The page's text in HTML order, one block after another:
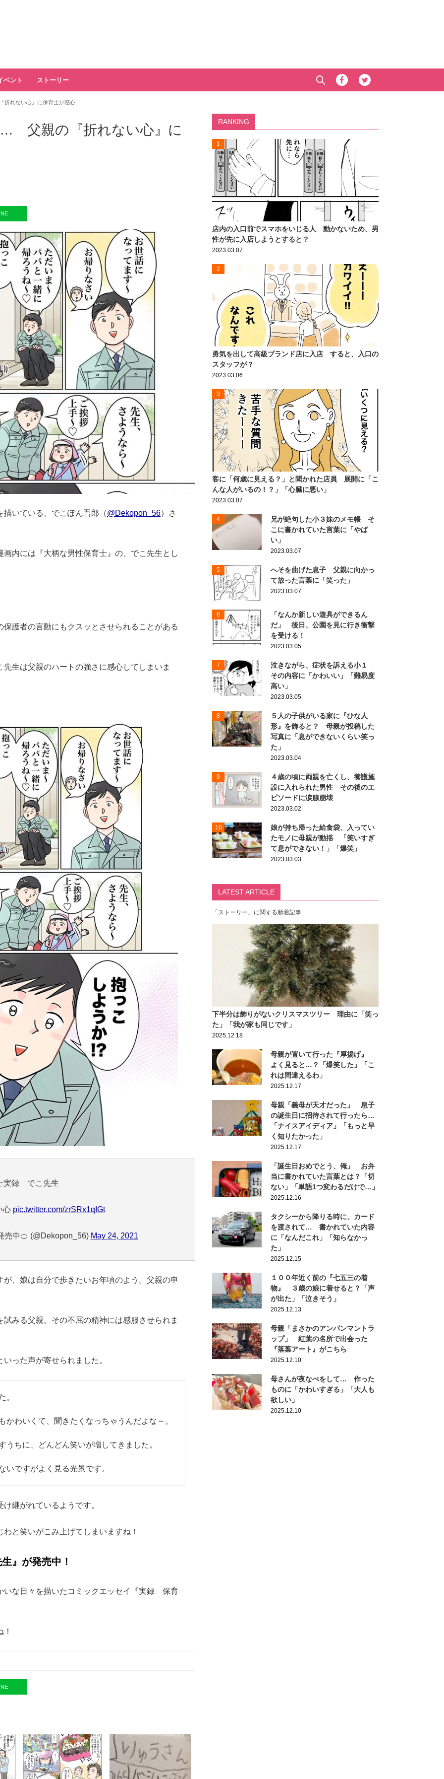
ベント ストーリー
れない心』に保育士が感心
父親の『折れない心』に
いている、でこぽん吾郎（@Dekopon_56）さ
内には『大柄な男性保育士』の、でこ先生とし
護者の言動にもクスッとさせられることがある
生は父親のハートの強さに感心してしまいま
実録 でこ先生
心 pic.twitter.com/zrSRx1qIGt
中🍊 (@Dekopon_56) May 24, 2021
、娘は自分で歩きたいお年頃のよう。父親の申
みる父親。その不屈の精神には感服させられま
った声が寄せられました。
。
わいくて、聞きたくなっちゃうんだよな～。
ちに、どんどん笑いが増してきました。
いですがよく見る光景です。
継がれているようです。
と笑いがこみ上げてしまいますね！
』が発売中！
いな日々を描いたコミックエッセイ『実録 保育
RANKING
1
店内の入口前でスマホをいじる人 動かないため、男
性が先に入店しようとすると？
2023.03.07
2
勇気を出して高級ブランド店に入店 すると、入口の
スタッフが？
2023.03.06
3
客に「何歳に見える？」と聞かれた店員 展開に「こ
んな人がいるの！？」「心臓に悪い」
2023.03.07
4
兄が絶句した小３妹のメモ帳 そ
こに書かれていた言葉に「やば
い」
2023.03.07
5
へそを曲げた息子 父親に向かっ
て放った言葉に「笑った」
2023.03.07
6
「なんか新しい遊具ができるん
だ」 後日、公園を見に行き衝撃
を受ける！
2023.03.05
7
泣きながら、症状を訴える小１
その内容に「かわいい」「難易度
高い」
2023.03.05
8
５人の子供がいる家に『ひな人
形』を飾ると？ 母親が投稿した
写真に「息ができないくらい笑っ
た」
2023.03.04
9
４歳の頃に両親を亡くし、養護施
設に入れられた男性 その後のエ
ピソードに涙腺崩壊
2023.03.02
10
娘が持ち帰った給食袋、入ってい
たモノに母親が動揺 「笑いすぎ
て息ができない！」「爆笑」
2023.03.03
LATEST ARTICLE
「ストーリー」に関する新着記事
下半分は飾りがないクリスマスツリー 理由に「笑っ
た」「我が家も同じです」
2025.12.18
母親が置いて行った『厚揚げ』
よく見ると…？「爆笑した」「こ
れは間違えるわ」
2025.12.17
母親「義母が天才だった」 息子
の誕生日に招待されて行ったら…
「ナイスアイディア」「もっと早
く知りたかった」
2025.12.17
「誕生日おめでとう、俺」 お弁
当に書かれていた言葉とは？「切
ない」「単語1つ変わるだけで…」
2025.12.16
タクシーから降りる時に、カード
を渡されて… 書かれていた内容
に「なんだこれ」「知らなかっ
た」
2025.12.15
１００年近く前の『七五三の着
物』 ３歳の娘に着せると？「声
が出た」「泣きそう」
2025.12.13
母親「まさかのアンパンマントラ
ップ」 紅葉の名所で出会った
『落葉アート』がこちら
2025.12.10
母さんが夜なべをして… 作った
ものに「かわいすぎる」「大人も
欲しい」
2025.12.10